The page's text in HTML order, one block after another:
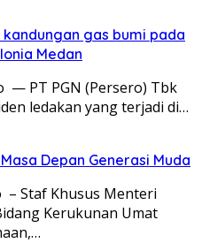
gas bumi pada
Medan
— PT PGN (Persero) Tbk
ledakan yang terjadi di…
Depan Generasi Muda
– Staf Khusus Menteri
Kerukunan Umat